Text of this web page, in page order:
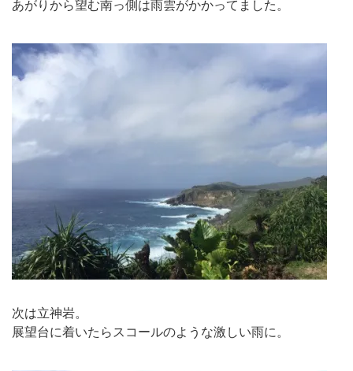
あがりから望む南っ側は雨雲がかかってました。
次は立神岩。
展望台に着いたらスコールのような激しい雨に。